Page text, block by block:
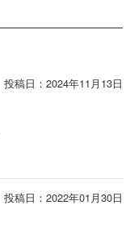
投稿日： 2024年11月13日
投稿日： 2022年01月30日